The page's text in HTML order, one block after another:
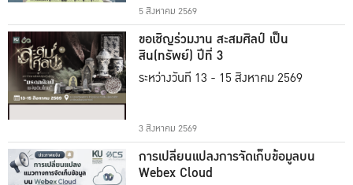
5 สิงหาคม 2569
ขอเชิญร่วมงาน สะสมศิลป์ เป็น
สิน(ทรัพย์) ปีที่ 3
ระหว่างวันที่ 13 - 15 สิงหาคม 2569
3 สิงหาคม 2569
การเปลี่ยนแปลงการจัดเก็บข้อมูลบน
Webex Cloud